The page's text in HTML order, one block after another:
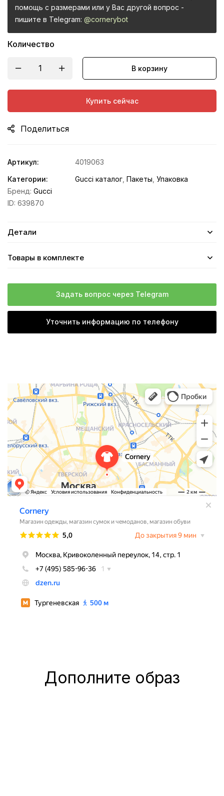
помощь с размерами или у Вас другой вопрос -
пишите в Telegram: @cornerybot
Количество
В корзину
Купить сейчас
Поделиться
Артикул:
4019063
Категории:
Gucci каталог Пакеты Упаковка
Бренд: Gucci
ID: 639870
Детали
Товары в комплекте
Задать вопрос через Telegram
Уточнить информацию по телефону
Дополните образ